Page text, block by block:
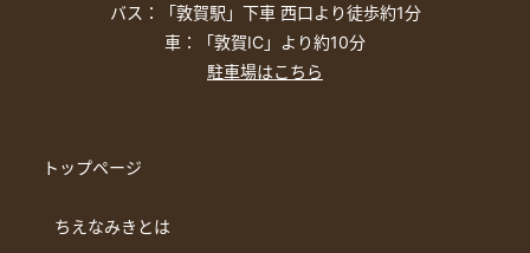
バス：「敦賀駅」下車 西口より徒歩約1分
車：「敦賀IC」より約10分
駐車場はこちら
トップページ
ちえなみきとは